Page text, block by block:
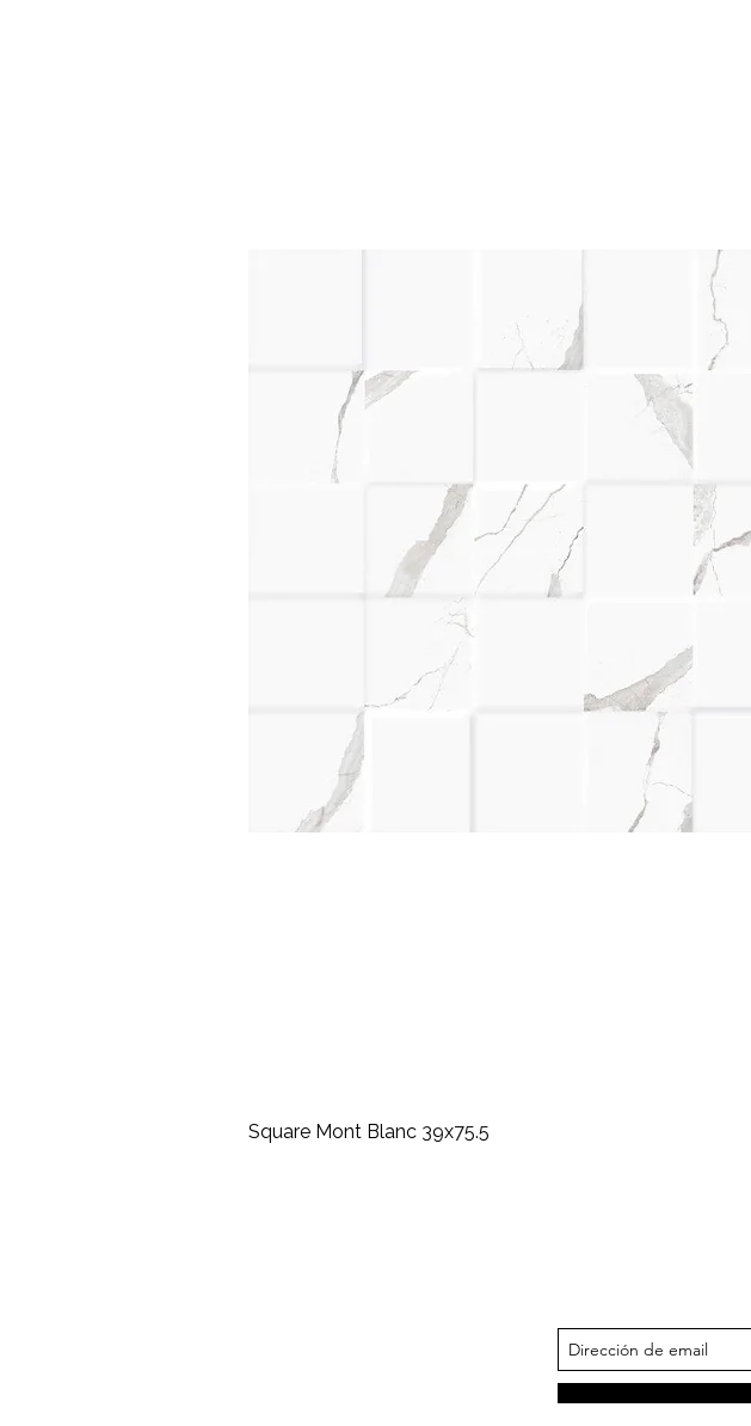
Square Mont Blanc 39x75.5